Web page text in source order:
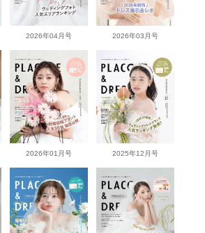
2026年04月号 2026年03月号
2026年01月号 2025年12月号